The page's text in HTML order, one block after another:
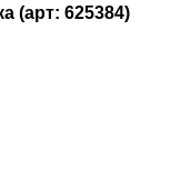
(арт: 625384)